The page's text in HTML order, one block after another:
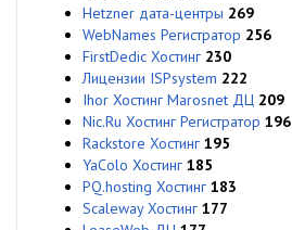
Hetzner дата-центры 269
WebNames Регистратор 256
FirstDedic Хостинг 230
Лицензии ISPsystem 222
Ihor Хостинг Marosnet ДЦ 209
Nic.Ru Хостинг Регистратор 196
Rackstore Хостинг 195
YaColo Хостинг 185
PQ.hosting Хостинг 183
Scaleway Хостинг 177